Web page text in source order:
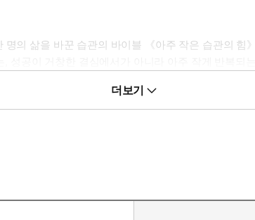
의 삶을 바꾼 습관의 바이블 《아주 작은 습관의
굴을 정통으로 강타당하는 큰 사고를 겪었다. 이 사
대신 지금 당장 할 수 있는 아주 작은 일이라도 찾
할 수 있는 습관을 만들기 위해서 당신의 접근 방식
이어트에서부터 비즈니스에서 탁월한 성과를 이뤄
더보기